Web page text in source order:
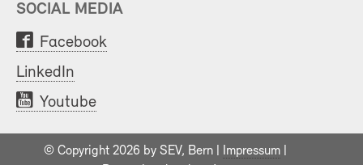
SOCIAL MEDIA
Facebook
LinkedIn
Youtube
© Copyright 2026 by SEV, Bern | Impressum